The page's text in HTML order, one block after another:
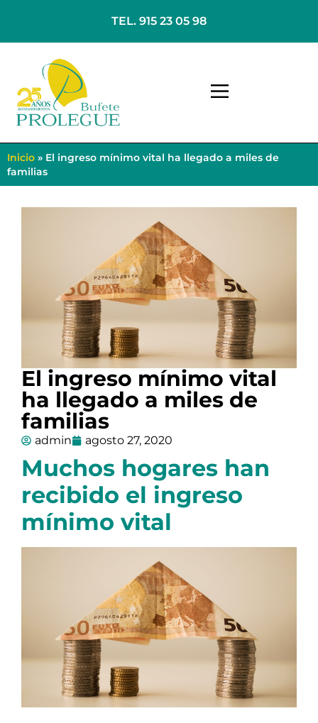
TEL. 915 23 05 98
Inicio » El ingreso mínimo vital ha llegado a miles de
familias
El ingreso mínimo vital
ha llegado a miles de
familias
admin agosto 27, 2020
Muchos hogares han
recibido el ingreso
mínimo vital